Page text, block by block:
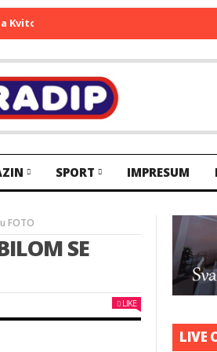
SDS: Dodik nastavio da vrijeđa
SPORT IMPRESUM
FOTO
SE
LIKE
LIVE